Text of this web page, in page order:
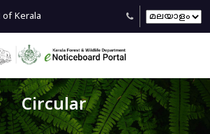
Kerala
Circular